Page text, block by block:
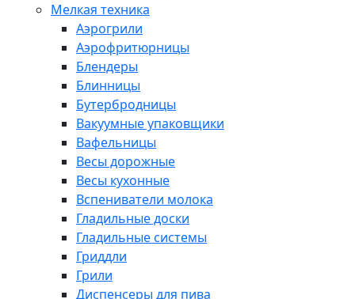
Мелкая техника
Аэрогрили
Аэрофритюрницы
Блендеры
Блинницы
Бутербродницы
Вакуумные упаковщики
Вафельницы
Весы дорожные
Весы кухонные
Вспениватели молока
Гладильные доски
Гладильные системы
Гриддли
Грили
Диспенсеры для пива